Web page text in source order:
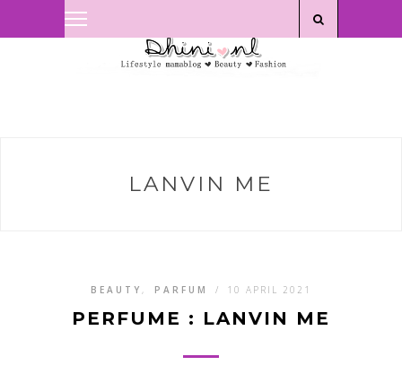
LANVIN ME
BEAUTY , PARFUM / 10 APRIL 2021
PERFUME : LANVIN ME